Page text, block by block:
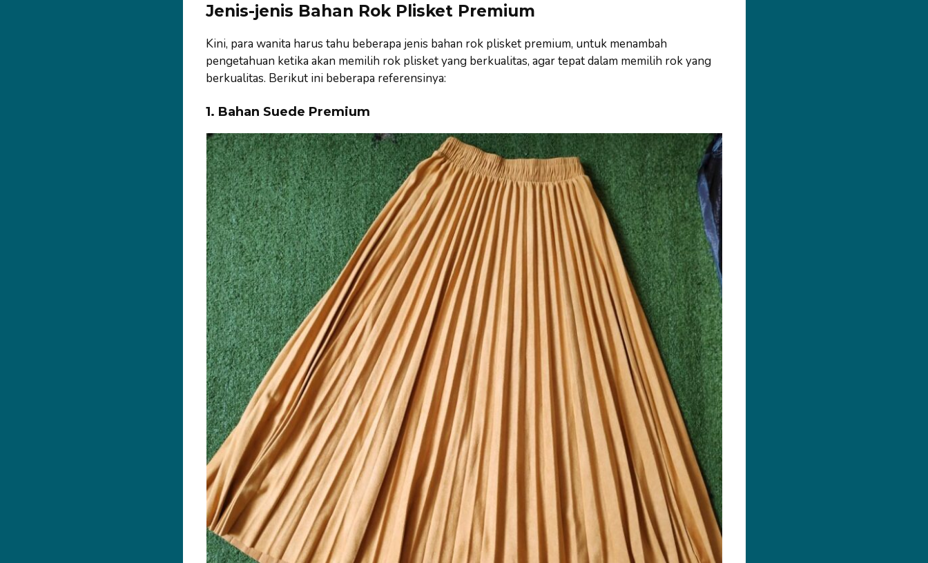
Jenis-jenis Bahan Rok Plisket Premium
Kini, para wanita harus tahu beberapa jenis bahan rok plisket premium, untuk menambah
pengetahuan ketika akan memilih rok plisket yang berkualitas, agar tepat dalam memilih rok yang
berkualitas. Berikut ini beberapa referensinya:
1. Bahan Suede Premium